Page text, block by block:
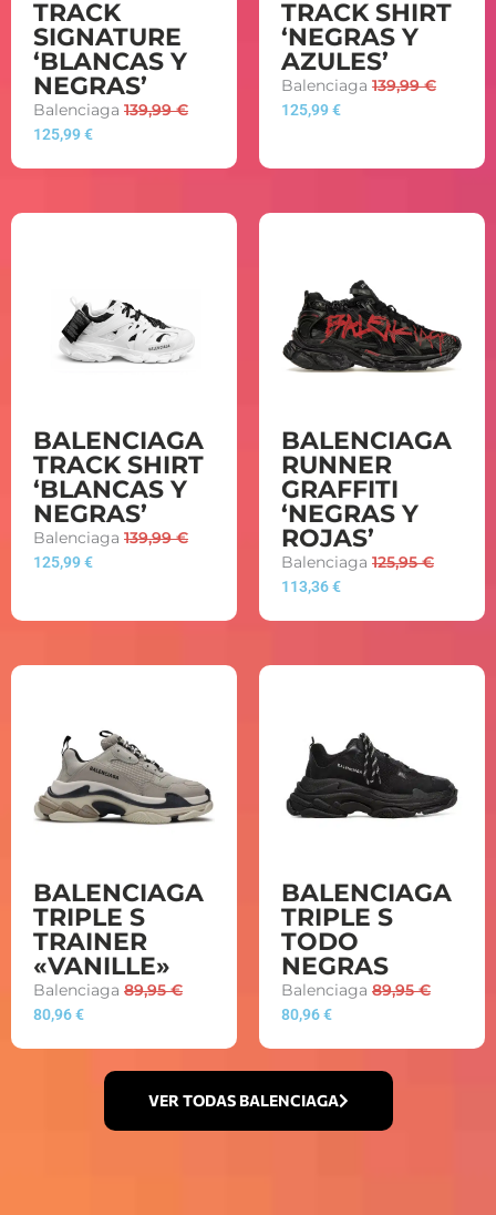
TRACK
SIGNATURE
‘BLANCAS Y
NEGRAS’
Balenciaga 139,99€
125,99€
TRACK SHIRT
‘NEGRAS Y
AZULES’
Balenciaga 139,99€
125,99€
BALENCIAGA
TRACK SHIRT
‘BLANCAS Y
NEGRAS’
Balenciaga 139,99€
125,99€
BALENCIAGA
RUNNER
GRAFFITI
‘NEGRAS Y
ROJAS’
Balenciaga 125,95€
113,36€
BALENCIAGA
TRIPLE S
TRAINER
«VANILLE»
Balenciaga 89,95€
80,96€
BALENCIAGA
TRIPLE S
TODO
NEGRAS
Balenciaga 89,95€
80,96€
VER TODAS BALENCIAGA